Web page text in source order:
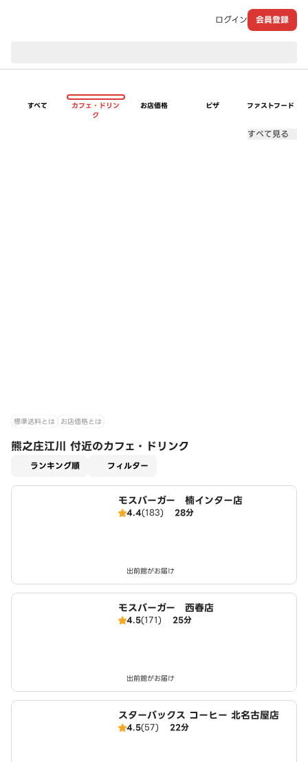
ログイン 会員登録
すべて
カフェ・ドリン
ク
お店価格 ピザ ファストフード
すべて見る
標準送料とは お店価格とは
熊之庄江川 付近のカフェ・ドリンク
ランキング順 フィルター
モスバーガー 楠インター店
4.4(183) 28分
出前館がお届け
モスバーガー 西春店
4.5(171) 25分
出前館がお届け
スターバックス コーヒー 北名古屋店
4.5(57) 22分